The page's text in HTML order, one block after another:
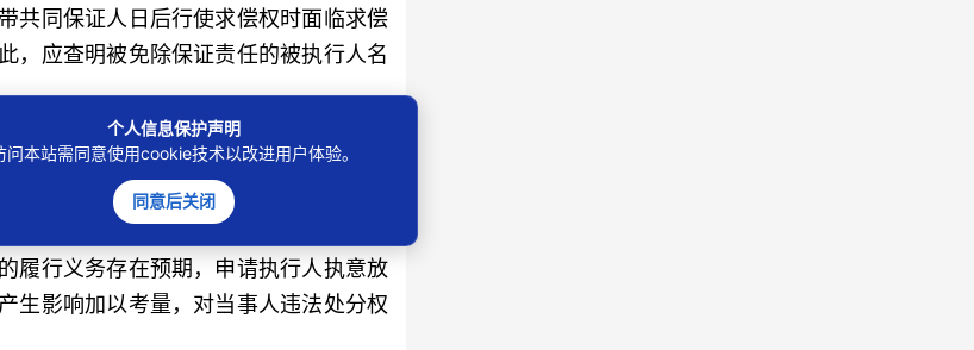
共同保证人日后行使求偿权时面临求偿
，应查明被免除保证责任的被执行人名
处分自己的民事权利和诉讼权利，但
利，但不得加重他人的义务。民法典
利益、社会公共利益或者他人合法权
履行义务存在预期，申请执行人执意放
生影响加以考量，对当事人违法处分权
个人信息保护声明
问本站需同意使用cookie技术以改进用户体验。
同意后关闭